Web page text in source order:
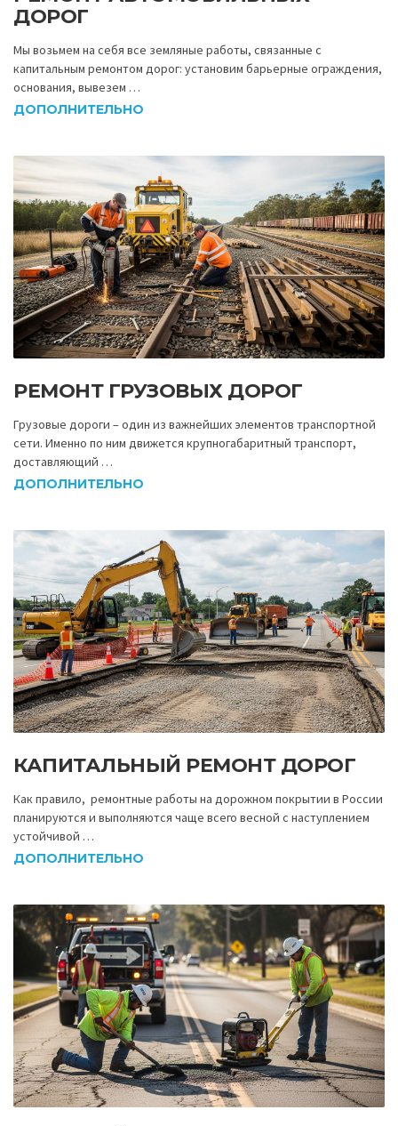
ДОРОГ
Мы возьмем на себя все земляные работы, связанные с
капитальным ремонтом дорог: установим барьерные ограждения,
основания, вывезем …
ДОПОЛНИТЕЛЬНО
РЕМОНТ ГРУЗОВЫХ ДОРОГ
Грузовые дороги – один из важнейших элементов транспортной
сети. Именно по ним движется крупногабаритный транспорт,
доставляющий …
ДОПОЛНИТЕЛЬНО
КАПИТАЛЬНЫЙ РЕМОНТ ДОРОГ
Как правило, ремонтные работы на дорожном покрытии в России
планируются и выполняются чаще всего весной с наступлением
устойчивой …
ДОПОЛНИТЕЛЬНО